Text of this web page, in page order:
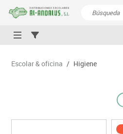
Escolar & oficina / Higiene